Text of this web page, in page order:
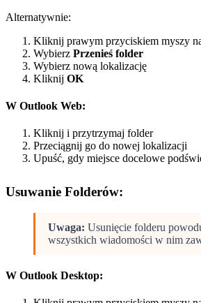
Alternatywnie:
Kliknij prawym przyciskiem myszy
Wybierz Przenieś folder
Wybierz nową lokalizację
Kliknij OK
W Outlook Web:
Kliknij i przytrzymaj folder
Przeciągnij go do nowej lokalizacji
Upuść, gdy miejsce docelowe
Usuwanie Folderów:
Uwaga: Usunięcie folderu
wszystkich wiadomości w nim
W Outlook Desktop: